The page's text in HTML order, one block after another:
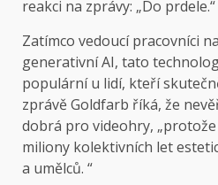
reakci na zprávy: „Do prdele.“
Zatímco vedoucí pracovníci
generativní AI, tato
populární u lidí, kteří
zprávě Goldfarb říká, že
dobrá pro videohry,
miliony kolektivních let
a umělců. “